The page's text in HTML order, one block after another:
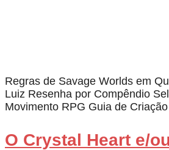
Regras de Savage Worlds em
Luiz Resenha por Compêndio
Movimento RPG Guia de
O Crystal Heart e/